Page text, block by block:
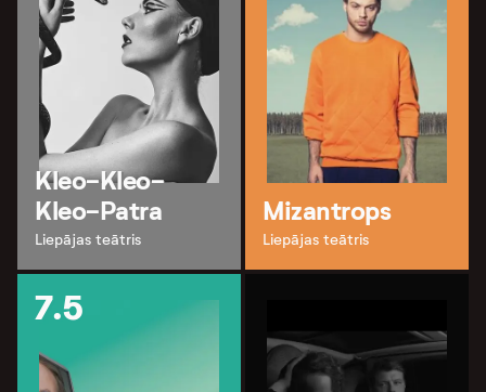
Kleo-Kleo-
Kleo-Patra
Liepājas teātris
Mizantrops
Liepājas teātris
7.5